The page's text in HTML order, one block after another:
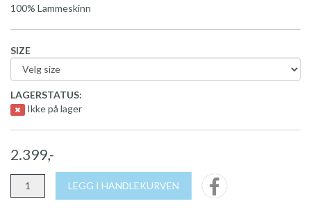
100% Lammeskinn
SIZE
LAGERSTATUS:
Ikke på lager
2.399,-
LEGG I HANDLEKURVEN